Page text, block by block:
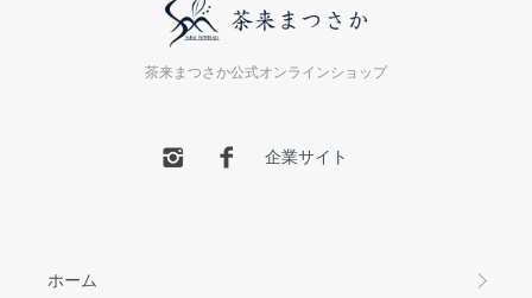
茶来まつさか公式オンラインショップ
企業サイト
ホーム